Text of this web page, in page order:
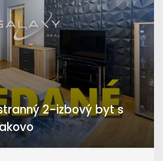
2-izbový byt s